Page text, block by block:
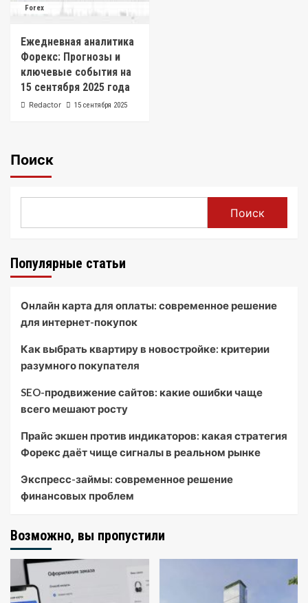
Forex
Ежедневная аналитика
Форекс: Прогнозы и
ключевые события на
15 сентября 2025 года
Redactor 15 сентября 2025
Поиск
Поиск
Популярные статьи
Онлайн карта для оплаты: современное решение
для интернет-покупок
Как выбрать квартиру в новостройке: критерии
разумного покупателя
SEO-продвижение сайтов: какие ошибки чаще
всего мешают росту
Прайс экшен против индикаторов: какая стратегия
Форекс даёт чище сигналы в реальном рынке
Экспресс-займы: современное решение
финансовых проблем
Возможно, вы пропустили